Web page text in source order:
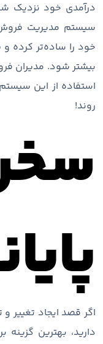
درآمدی خود نزدیک
سیستم مدیریت
خود را ساده‌تر
بیشتر شود. مدیران
استفاده از این
روند!
اگر قصد ایجاد تغییر
دارید، بهترین